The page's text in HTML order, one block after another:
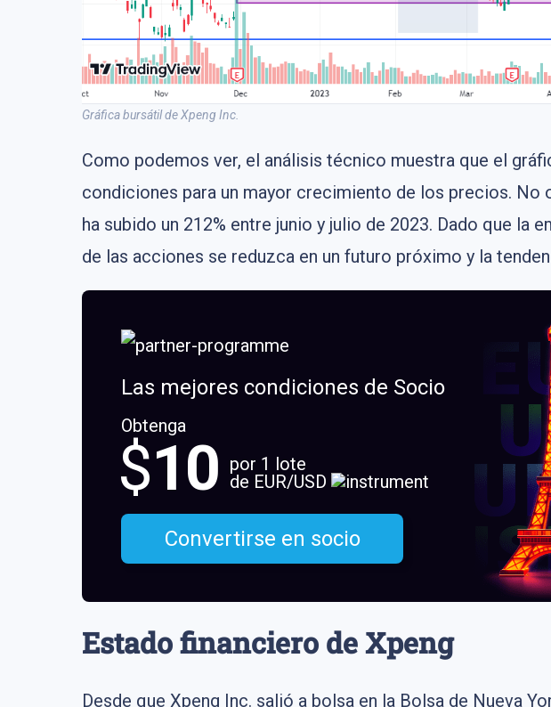
Gráfica bursátil de Xpeng Inc.
Como podemos ver, el análisis técnico muestra que el
condiciones para un mayor crecimiento de los precios. No
ha subido un 212% entre junio y julio de 2023. Dado que
de las acciones se reduzca en un futuro próximo y la
Las mejores condiciones de Socio
Obtenga
$10 por 1 lote
de EUR/USD
Convertirse en socio
Estado financiero de Xpeng
Desde que Xpeng Inc. salió a bolsa en la Bolsa de Nueva